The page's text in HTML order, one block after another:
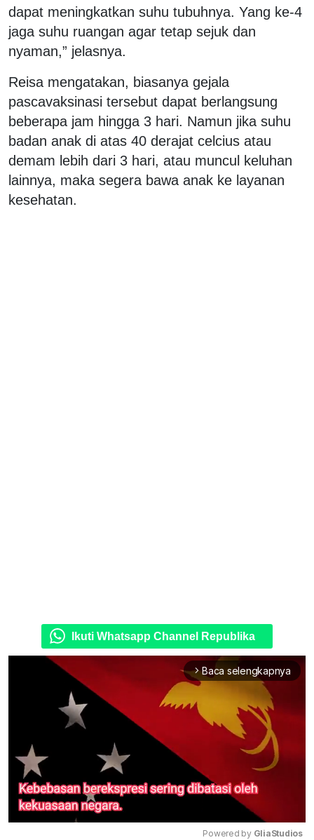
dapat meningkatkan suhu tubuhnya. Yang ke-4
jaga suhu ruangan agar tetap sejuk dan
nyaman,” jelasnya.
Reisa mengatakan, biasanya gejala
pascavaksinasi tersebut dapat berlangsung
beberapa jam hingga 3 hari. Namun jika suhu
badan anak di atas 40 derajat celcius atau
demam lebih dari 3 hari, atau muncul keluhan
lainnya, maka segera bawa anak ke layanan
kesehatan.
Ikuti Whatsapp Channel Republika
arrow_forward_ios Baca selengkapnya
Powered by GliaStudios